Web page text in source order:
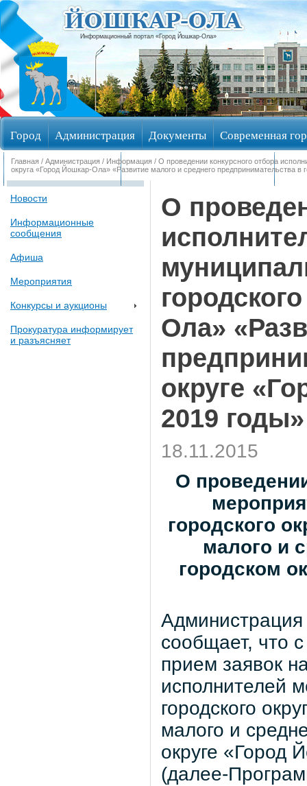
Информационный портал «Город Йошкар-Ола»
Город Администрация Документы Современная
Обращения граждан Общественные обсуждения
Главная / Администрация / Информация / О проведении конкурсного отбора
округа «Город Йошкар-Ола» «Развитие малого и среднего предпринимательства
Новости
Информационные
сообщения
Афиша
Мероприятия
Конкурсы и аукционы
Прокуратура информирует
и разъясняет
О
Ола»
округе
2019 годы»
18.11.2015
О
городского
малого и
городском
Администрация
сообщает, что
прием заявок
исполнителей
городского
малого и
округе «Город
(далее-